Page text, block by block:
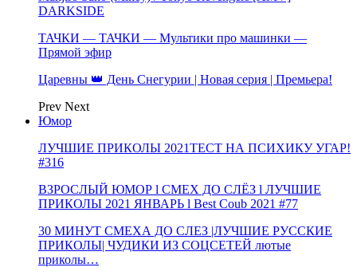
DARKSIDE
ТАЧКИ — ТАЧКИ — Мультики про машинки —
Прямой эфир
Царевны 👑 День Снегурии | Новая серия | Премьера!
Prev Next
Юмор
ЛУЧШИЕ ПРИКОЛЫ 2021ТЕСТ НА ПСИХИКУ УГАР!
#316
ВЗРОСЛЫЙ ЮМОР l СМЕХ ДО СЛЁЗ l ЛУЧШИЕ
ПРИКОЛЫ 2021 ЯНВАРЬ l Best Coub 2021 #77
30 МИНУТ СМЕХА ДО СЛЕЗ |ЛУЧШИЕ РУССКИЕ
ПРИКОЛЫ| ЧУДИКИ ИЗ СОЦСЕТЕЙ лютые
приколы…